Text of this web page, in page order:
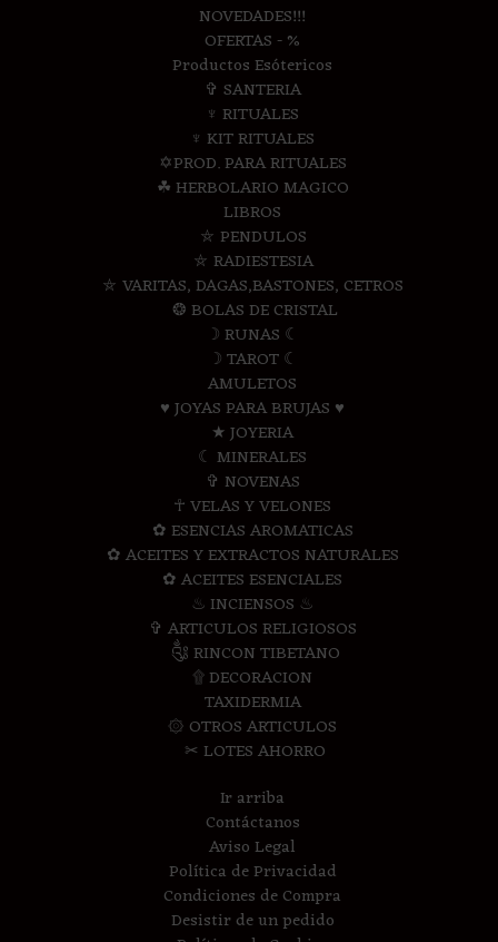
NOVEDADES!!!
OFERTAS - %
Productos Esótericos
✞ SANTERIA
♆ RITUALES
♆ KIT RITUALES
✡PROD. PARA RITUALES
☘ HERBOLARIO MAGICO
LIBROS
⛤ PENDULOS
⛤ RADIESTESIA
⛤ VARITAS, DAGAS,BASTONES, CETROS
❂ BOLAS DE CRISTAL
☽ RUNAS ☾
☽ TAROT ☾
AMULETOS
♥ JOYAS PARA BRUJAS ♥
★ JOYERIA
☾ MINERALES
✞ NOVENAS
☥ VELAS Y VELONES
✿ ESENCIAS AROMATICAS
✿ ACEITES Y EXTRACTOS NATURALES
✿ ACEITES ESENCIALES
♨ INCIENSOS ♨
✞ ARTICULOS RELIGIOSOS
༃ RINCON TIBETANO
۩ DECORACION
TAXIDERMIA
۞ OTROS ARTICULOS
✂ LOTES AHORRO
Ir arriba
Contáctanos
Aviso Legal
Política de Privacidad
Condiciones de Compra
Desistir de un pedido